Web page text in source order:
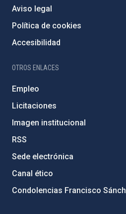
Aviso legal
Política de cookies
Accesibilidad
OTROS ENLACES
Empleo
Licitaciones
Imagen institucional
RSS
Sede electrónica
Canal ético
Condolencias Francisco